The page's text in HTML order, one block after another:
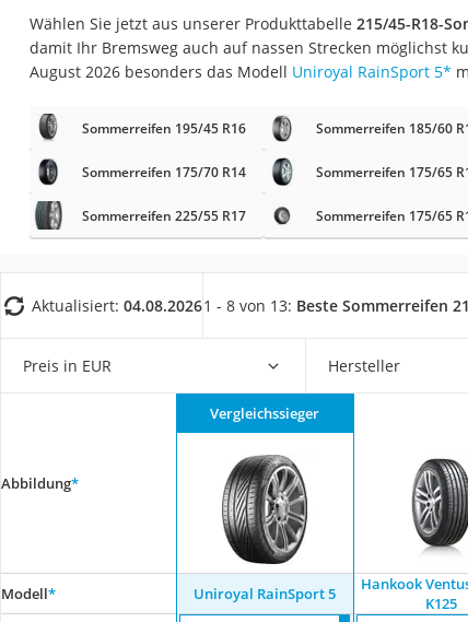
Wagenheber 3t
AGM-Batterie
FM-Transmitter
Sommerreifen
Autobatterie-
Starthilfe mit
Felgenbaum
Rostumwandler
Wählen Sie jetzt aus unserer Produkttabelle 215/45-R18-
damit Ihr Bremsweg auch auf nassen Strecken möglichst
August 2026 besonders das Modell Uniroyal RainSport 5*
Sommerreifen 195/45 R16 Sommerreifen 185/60
Sommerreifen 175/70 R14 Sommerreifen 175/65
Sommerreifen 225/55 R17 Sommerreifen 175/65
Aktualisiert: 04.08.20261 - 8 von 13: Beste Sommerreifen
Preis in EUR Hersteller
Abbildung*
Vergleichssieger
Modell* Uniroyal RainSport 5
Hankook
K125